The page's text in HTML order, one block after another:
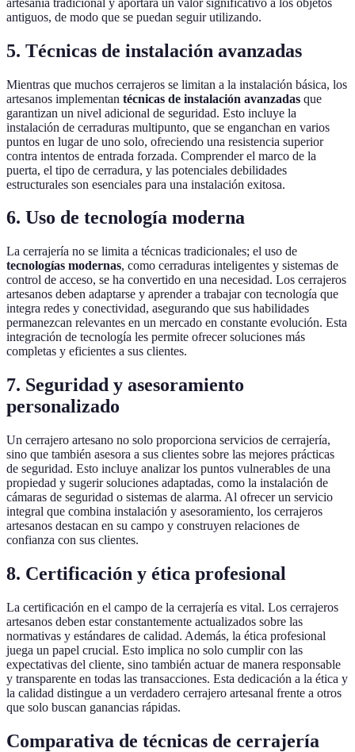
antiguos, de modo que se puedan seguir utilizando.
5. Técnicas de instalación avanzadas
Mientras que muchos cerrajeros se limitan a la instalación básica, los
artesanos implementan técnicas de instalación avanzadas que
garantizan un nivel adicional de seguridad. Esto incluye la
instalación de cerraduras multipunto, que se enganchan en varios
puntos en lugar de uno solo, ofreciendo una resistencia superior
contra intentos de entrada forzada. Comprender el marco de la
puerta, el tipo de cerradura, y las potenciales debilidades
estructurales son esenciales para una instalación exitosa.
6. Uso de tecnología moderna
La cerrajería no se limita a técnicas tradicionales; el uso de
tecnologías modernas, como cerraduras inteligentes y sistemas de
control de acceso, se ha convertido en una necesidad. Los cerrajeros
artesanos deben adaptarse y aprender a trabajar con tecnología que
integra redes y conectividad, asegurando que sus habilidades
permanezcan relevantes en un mercado en constante evolución. Esta
integración de tecnología les permite ofrecer soluciones más
completas y eficientes a sus clientes.
7. Seguridad y asesoramiento
personalizado
Un cerrajero artesano no solo proporciona servicios de cerrajería,
sino que también asesora a sus clientes sobre las mejores prácticas
de seguridad. Esto incluye analizar los puntos vulnerables de una
propiedad y sugerir soluciones adaptadas, como la instalación de
cámaras de seguridad o sistemas de alarma. Al ofrecer un servicio
integral que combina instalación y asesoramiento, los cerrajeros
artesanos destacan en su campo y construyen relaciones de
confianza con sus clientes.
8. Certificación y ética profesional
La certificación en el campo de la cerrajería es vital. Los cerrajeros
artesanos deben estar constantemente actualizados sobre las
normativas y estándares de calidad. Además, la ética profesional
juega un papel crucial. Esto implica no solo cumplir con las
expectativas del cliente, sino también actuar de manera responsable
y transparente en todas las transacciones. Esta dedicación a la ética y
la calidad distingue a un verdadero cerrajero artesanal frente a otros
que solo buscan ganancias rápidas.
Comparativa de técnicas de cerrajería